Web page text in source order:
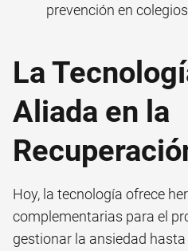
prevención en
La
Aliada en la
Hoy, la tecnología ofrece
complementarias para el
gestionar la ansiedad